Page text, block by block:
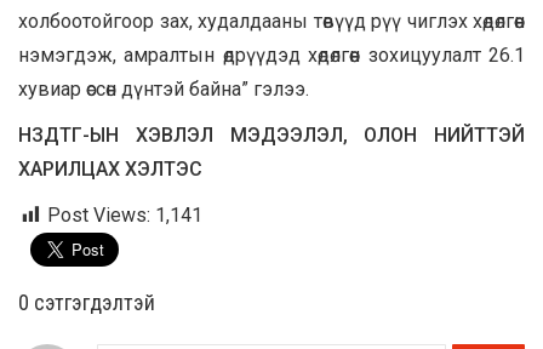
холбоотойгоор зах, худалдааны төвүүд рүү чиглэх хөдөлгөөн
нэмэгдэж, амралтын өдрүүдэд хөдөлгөөн зохицуулалт 26.1
хувиар өссөн дүнтэй байна” гэлээ.
НЗДТГ-ЫН ХЭВЛЭЛ МЭДЭЭЛЭЛ, ОЛОН НИЙТТЭЙ
ХАРИЛЦАХ ХЭЛТЭС
Post Views: 1,141
0 cэтгэгдэлтэй